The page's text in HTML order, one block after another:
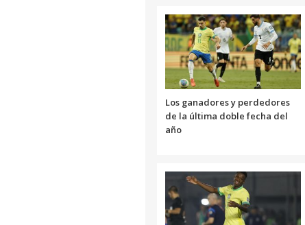
Los ganadores y perdedores
de la última doble fecha del
año